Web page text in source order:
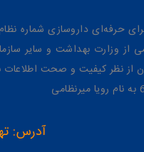
داروسازی شماره نظام پزشکی: د-3247،
وزارت بهداشت و سایر
از نظر کیفیت و صحت
آدرس: